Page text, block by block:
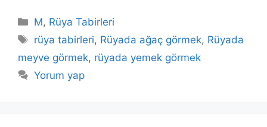
Kategoriler
M, Rüya Tabirleri
Etiketler
rüya tabirleri, Rüyada ağaç görmek, Rüyada
meyve görmek, rüyada yemek görmek
Yorum yap